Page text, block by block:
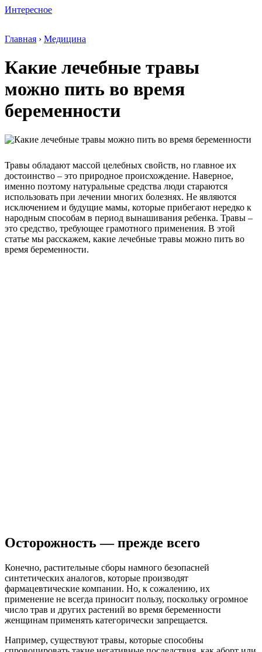
Интересное
Главная › Медицина
Какие лечебные травы
можно пить во время
беременности
Травы обладают массой целебных свойств, но главное их
достоинство – это природное происхождение. Наверное,
именно поэтому натуральные средства люди стараются
использовать при лечении многих болезнях. Не являются
исключением и будущие мамы, которые прибегают нередко к
народным способам в период вынашивания ребенка. Травы –
это средство, требующее грамотного применения. В этой
статье мы расскажем, какие лечебные травы можно пить во
время беременности.
Осторожность — прежде всего
Конечно, растительные сборы намного безопасней
синтетических аналогов, которые производят
фармацевтические компании. Но, к сожалению, их
применение не всегда приносит пользу, поскольку огромное
число трав и других растений во время беременности
женщинам применять категорически запрещается.
Например, существуют травы, которые способны